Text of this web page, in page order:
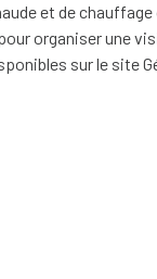
et de
organiser une
sur le site